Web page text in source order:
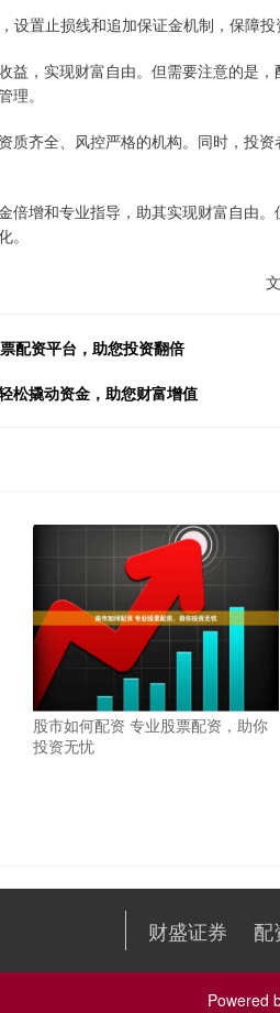
设置止损线和追加保证金机制，保障投
益，实现财富自由。但需要注意的是
。
质齐全、风控严格的机构。同时，投
倍增和专业指导，助其实现财富自由
配资平台，助您投资翻倍
松撬动资金，助您财富增值
股市如何配资 专业股票配资，助你
投资无忧
财盛证券 配
Powered